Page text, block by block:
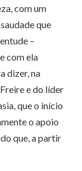
com um
que
–
com ela
dizer, na
e do líder
que o início
o apoio
que, a partir